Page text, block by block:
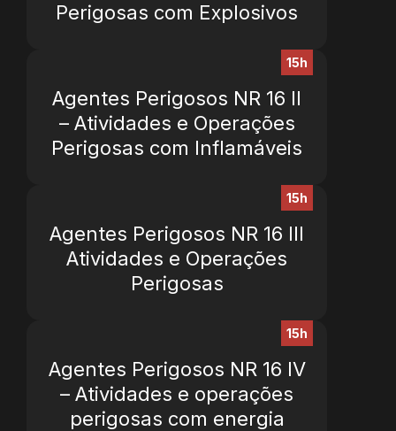
Perigosas com Explosivos
15h
Agentes Perigosos NR 16 II
– Atividades e Operações
Perigosas com Inflamáveis
15h
Agentes Perigosos NR 16 III
Atividades e Operações
Perigosas
15h
Agentes Perigosos NR 16 IV
– Atividades e operações
perigosas com energia